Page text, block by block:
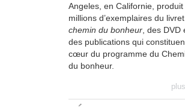
Angeles, en Californie, produit
millions d’exemplaires du livret
chemin du bonheur , des DVD
des publications qui
cœur du programme du
du bonheur.
plus